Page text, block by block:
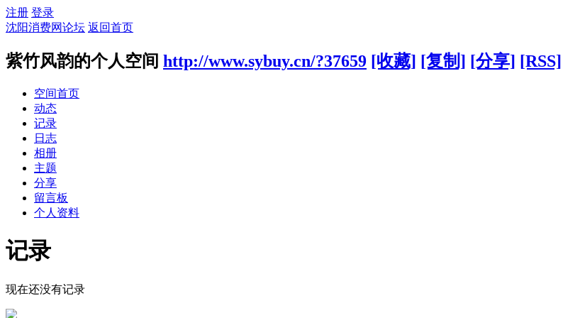
注册 登录
沈阳消费网论坛 返回首页
紫竹风韵的个人空间 http://www.sybuy.cn/?37659 [收藏] [复制] [分享] [RSS]
空间首页
动态
记录
日志
相册
主题
分享
留言板
个人资料
记录
现在还没有记录